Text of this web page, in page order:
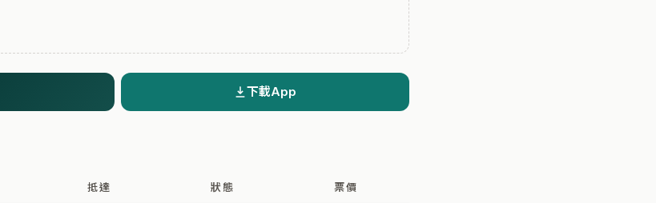
下載App
抵達 狀態 票價